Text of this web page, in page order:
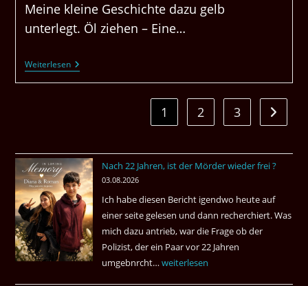
Meine kleine Geschichte dazu gelb
unterlegt. Öl ziehen – Eine…
WeiterlesenÖl
Ziehen,
Wer
Kann
Es
Empfehlen.
1 2 3 Zur
Nach 22 Jahren, ist der Mörder wieder frei ?
03.08.2026
Ich habe diesen Bericht igendwo heute auf
einer seite gelesen und dann recherchiert. Was
mich dazu antrieb, war die Frage ob der
Polizist, der ein Paar vor 22 Jahren
umgebnrcht…Nach
weiterlesen